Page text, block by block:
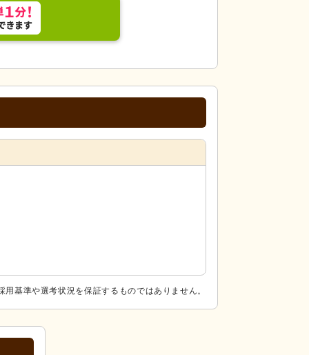
基準や選考状況を保証するものではありません。